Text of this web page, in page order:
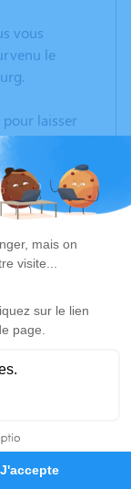
vous
le
laisser
une
des
lieu
de Serge
est
hommage